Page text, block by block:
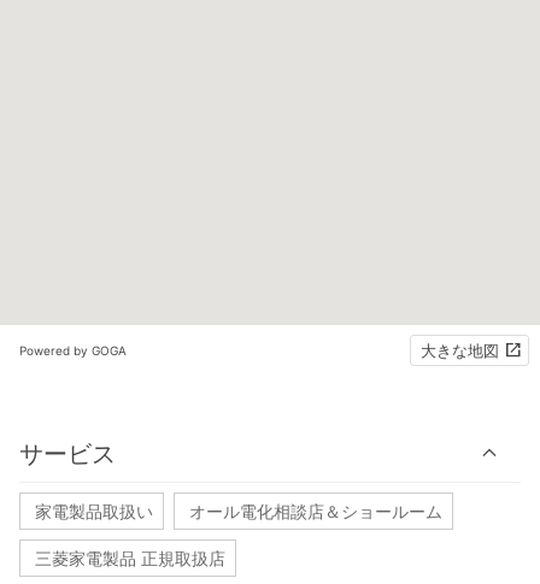
Powered by GOGA 大きな地図
サービス
家電製品取扱い オール電化相談店＆ショールーム
三菱家電製品 正規取扱店